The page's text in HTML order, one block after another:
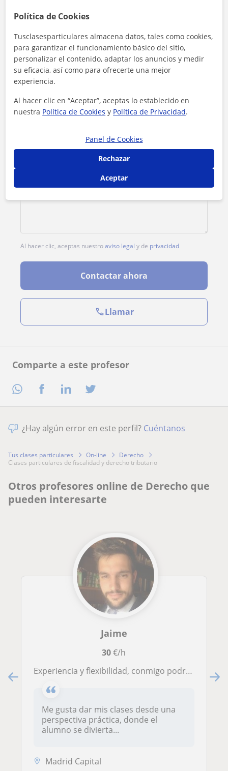
Comparte a este profesor
Contacta con Laura
Tarifa 19€/h
1ª clase gratis
Al hacer clic, aceptas nuestroaviso legal y de privacidad
Contactar ahora
Llamar
¿Hay algún error en este perfil? Cuéntanos
Tus clases particulares On-line
Derecho
clases particulares de fiscalidad y derecho tributario
Otros profesores online de Derecho que
pueden interesarte
Jaime
30€/h
Experiencia y flexibilidad, conmigo podrás tener la confianza para adaptar las clases a tus necesidades para que te sean lo más prácticas posibles.
Me gusta dar mis clases desde una
perspectiva práctica, donde el
alumno se divierta...
Madrid Capital
Política de Cookies
Tusclasesparticulares almacena datos, tales como cookies,
para garantizar el funcionamiento básico del sitio,
personalizar el contenido, adaptar los anuncios y medir
su eficacia, así como para ofrecerte una mejor
experiencia.
Al hacer clic en “Aceptar”, aceptas lo establecido en
nuestra Política de Cookies y Política de Privacidad.
Panel de Cookies
Rechazar
Aceptar